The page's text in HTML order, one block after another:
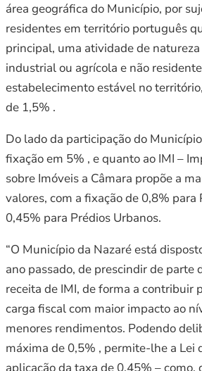
área geográfica do Município, por
residentes em território português
principal, uma atividade de
industrial ou agrícola e não
estabelecimento estável no
de 1,5% .
Do lado da participação do
fixação em 5% , e quanto ao IMI –
sobre Imóveis a Câmara propõe a
valores, com a fixação de 0,8% para
0,45% para Prédios Urbanos.
“O Município da Nazaré está
ano passado, de prescindir de parte
receita de IMI, de forma a contribuir
carga fiscal com maior impacto ao
menores rendimentos. Podendo
máxima de 0,5% , permite-lhe a Lei